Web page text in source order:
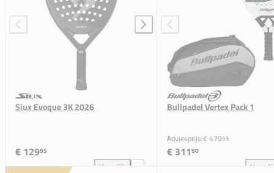
Siux Evoque 3K 2026
€ 12995
Vergelijk
Bullpadel Vertex Pack 1
Adviesprijs:€ 47995
€ 31190